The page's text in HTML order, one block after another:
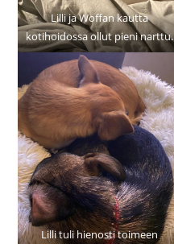
Lilli ja Woffan kautta
kotihoidossa ollut pieni narttu.
Lilli tuli hienosti toimeen